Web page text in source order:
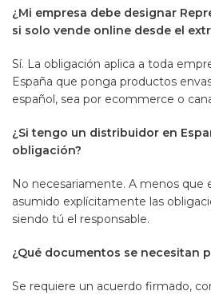
¿Mi empresa debe designar
si solo vende online desde el
Sí. La obligación aplica a toda
España que ponga productos
español, sea por ecommerce o
¿Si tengo un distribuidor en
obligación?
No necesariamente. A menos que
asumido explícitamente las
siendo tú el responsable.
¿Qué documentos se necesitan
Se requiere un acuerdo firmado,